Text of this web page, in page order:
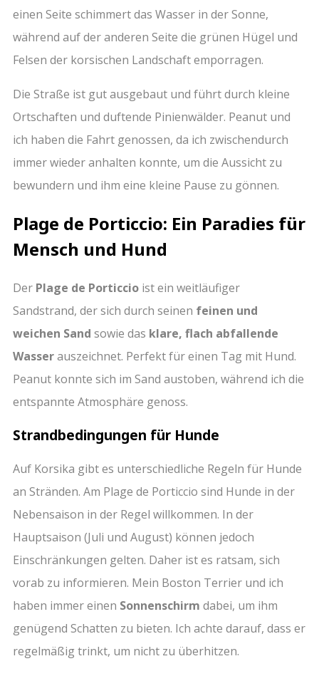
einen Seite schimmert das Wasser in der Sonne,
während auf der anderen Seite die grünen Hügel und
Felsen der korsischen Landschaft emporragen.
Die Straße ist gut ausgebaut und führt durch kleine
Ortschaften und duftende Pinienwälder. Peanut und
ich haben die Fahrt genossen, da ich zwischendurch
immer wieder anhalten konnte, um die Aussicht zu
bewundern und ihm eine kleine Pause zu gönnen.
Plage de Porticcio: Ein Paradies für
Mensch und Hund
Der Plage de Porticcio ist ein weitläufiger
Sandstrand, der sich durch seinen feinen und
weichen Sand sowie das klare, flach abfallende
Wasserauszeichnet. Perfekt für einen Tag mit Hund.
Peanut konnte sich im Sand austoben, während ich die
entspannte Atmosphäre genoss.
Strandbedingungen für Hunde
Auf Korsika gibt es unterschiedliche Regeln für Hunde
an Stränden. Am Plage de Porticcio sind Hunde in der
Nebensaison in der Regel willkommen. In der
Hauptsaison (Juli und August) können jedoch
Einschränkungen gelten. Daher ist es ratsam, sich
vorab zu informieren. Mein Boston Terrier und ich
haben immer einen Sonnenschirm dabei, um ihm
genügend Schatten zu bieten. Ich achte darauf, dass er
regelmäßig trinkt, um nicht zu überhitzen.